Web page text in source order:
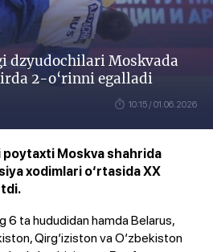
dzyudochilari Moskvada
2-o‘rinni egalladi
10:15 / 01.06.2026
Moskva shahrida
xodimlari o‘rtasida XX
6 ta hududidan hamda Belarus,
Qirg‘iziston va O‘zbekiston